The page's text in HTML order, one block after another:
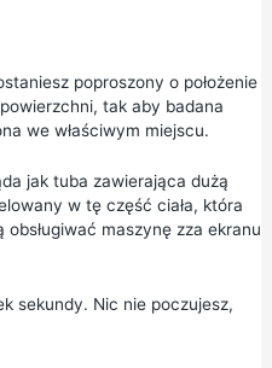
poproszony o położenie
tak aby badana
we właściwym miejscu.
jak tuba zawierająca dużą
w tę część ciała, która
maszynę zza ekranu
sekundy. Nic nie poczujesz,